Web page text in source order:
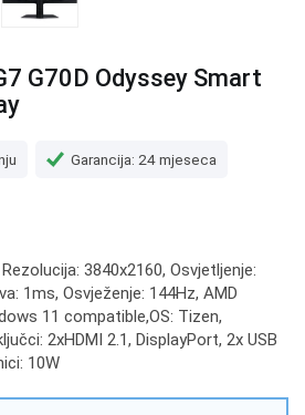
G70D Odyssey Smart
Garancija: 24 mjeseca
3840x2160, Osvjetljenje:
1ms, Osvježenje: 144Hz, AMD
11 compatible,OS: Tizen,
2xHDMI 2.1, DisplayPort, 2x USB
10W